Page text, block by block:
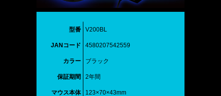
型番 V200BL
JANコード 4580207542559
カラー ブラック
保証期間 2年間
マウス本体
123×70×43mm